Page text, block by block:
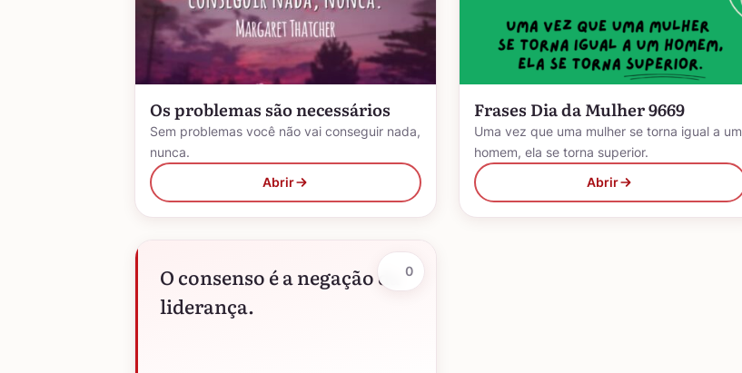
Os problemas são necessários
Sem problemas você não vai conseguir nada,
nunca.
Abrir
Frases Dia da Mulher 9669
Uma vez que uma mulher se torna igual a um
homem, ela se torna superior.
Abrir
O consenso é a negação da
liderança.
0